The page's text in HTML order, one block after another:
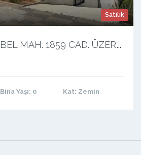
Satılık
İ
NCEK AHLATLIBEL MAH. 1859 CAD. ÜZERİ KOMPE SATILIK BİNA
Bina Yaşı: 0 Kat: Zemin